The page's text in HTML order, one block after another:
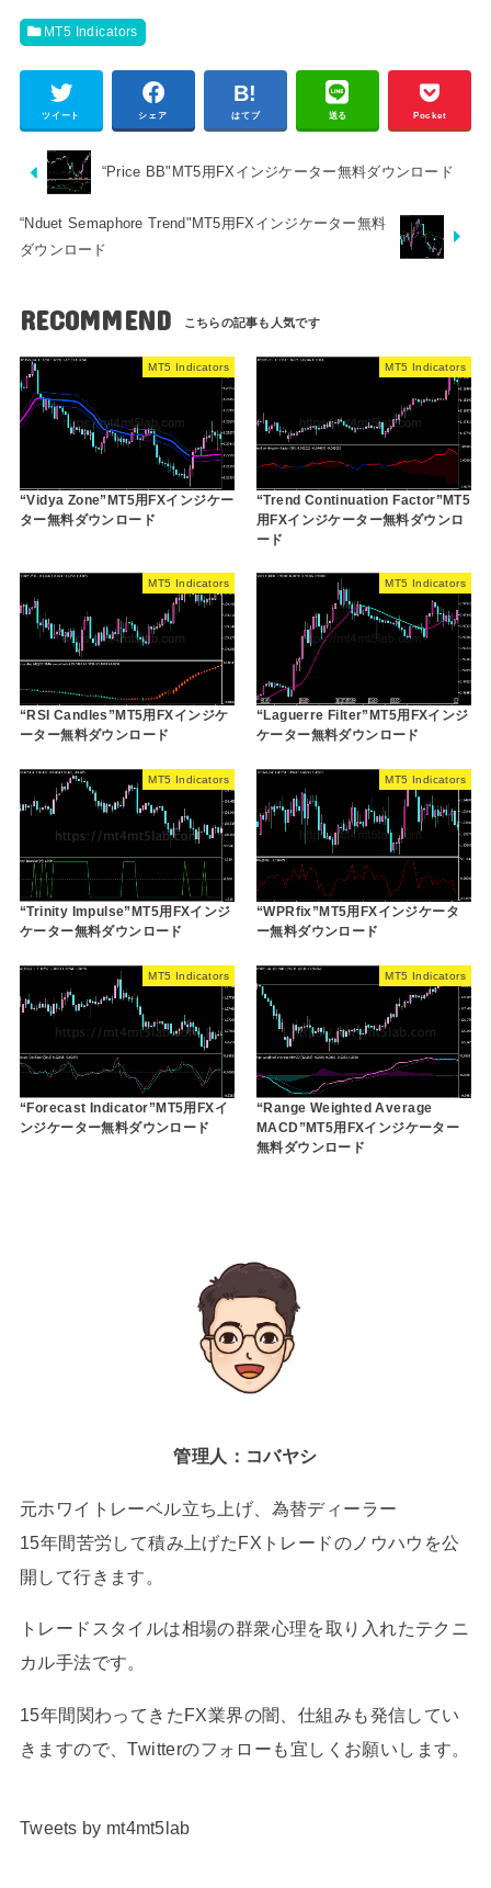
MT5 Indicators
ツイート シェア はてブ 送る Pocket
“Price BB"MT5用FXインジケーター無料ダウンロード
“Nduet Semaphore Trend"MT5用FXインジケーター無料
ダウンロード
RECOMMEND
MT5 Indicators
“Vidya Zone”MT5用FXインジケー
ター無料ダウンロード
MT5 Indicators
“Trend Continuation Factor”MT5
用FXインジケーター無料ダウンロ
ード
MT5 Indicators
“RSI Candles”MT5用FXインジケ
ーター無料ダウンロード
MT5 Indicators
“Laguerre Filter”MT5用FXインジ
ケーター無料ダウンロード
MT5 Indicators
“Trinity Impulse”MT5用FXインジ
ケーター無料ダウンロード
MT5 Indicators
“WPRfix”MT5用FXインジケータ
ー無料ダウンロード
MT5 Indicators
“Forecast Indicator”MT5用FXイ
ンジケーター無料ダウンロード
MT5 Indicators
“Range Weighted Average
MACD”MT5用FXインジケーター
無料ダウンロード
管理人：コバヤシ
元ホワイトレーベル立ち上げ、為替ディーラー
15年間苦労して積み上げたFXトレードのノウハウを公
開して行きます。
トレードスタイルは相場の群衆心理を取り入れたテクニ
カル手法です。
15年間関わってきたFX業界の闇、仕組みも発信してい
きますので、Twitterのフォローも宜しくお願いします。
Tweets by mt4mt5lab